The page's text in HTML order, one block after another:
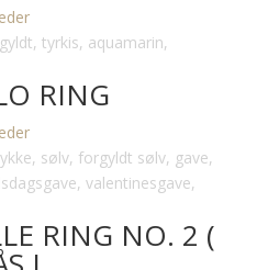
vælges
på
Mulighederne
vælges
på
varesiden
Dette
vare
flere
kan
vælges
varesiden
RING
Dette
vare
har
varianter.
Mulighederne
RING NO. 2 (